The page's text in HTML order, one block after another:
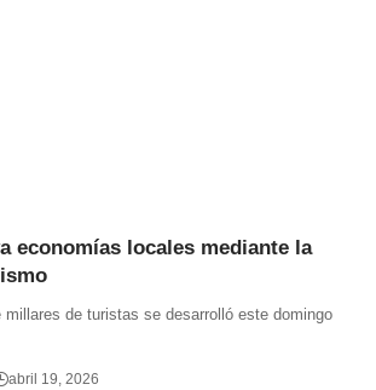
economías locales mediante la
de turistas se desarrolló este domingo
abril 19, 2026